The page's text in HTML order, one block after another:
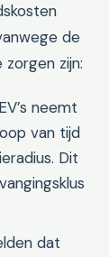
de
zijn:
neemt
van tijd
Dit
dat